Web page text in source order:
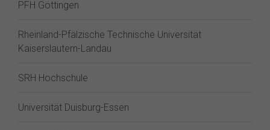
PFH Göttingen
Rheinland-Pfälzische Technische Universität
Kaiserslautern-Landau
SRH Hochschule
Universität Duisburg-Essen